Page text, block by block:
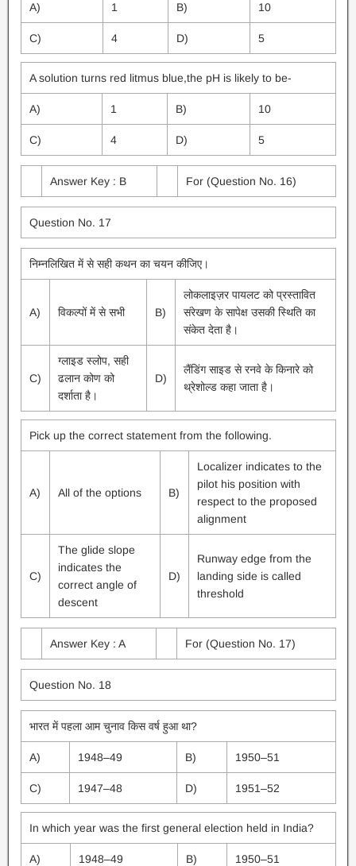
A) 1 B) 10
C) 4 D) 5
A solution turns red litmus blue,the pH is likely to be-
A) 1 B) 10
C) 4 D) 5
Answer Key : B For (Question No. 16)
Question No. 17
निम्नलिखित में से सही कथन का चयन कीजिए।
A) विकल्पों में से सभी B)
लोकलाइज़र पायलट को प्रस्तावित
संरेखण के सापेक्ष उसकी स्थिति का
संकेत देता है।
C)
ग्लाइड स्लोप, सही
ढलान कोण को
दर्शाता है।
D)
लैंडिंग साइड से रनवे के किनारे को
थ्रेशोल्ड कहा जाता है।
Pick up the correct statement from the following.
A) All of the options B)
Localizer indicates to the
pilot his position with
respect to the proposed
alignment
C)
The glide slope
indicates the
correct angle of
descent
D)
Runway edge from the
landing side is called
threshold
Answer Key : A For (Question No. 17)
Question No. 18
भारत में पहला आम चुनाव किस वर्ष हुआ था?
A) 1948–49 B) 1950–51
C) 1947–48 D) 1951–52
In which year was the first general election held in India?
A) 1948–49 B) 1950–51